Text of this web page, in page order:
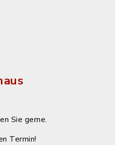
Sie gerne.
Termin!